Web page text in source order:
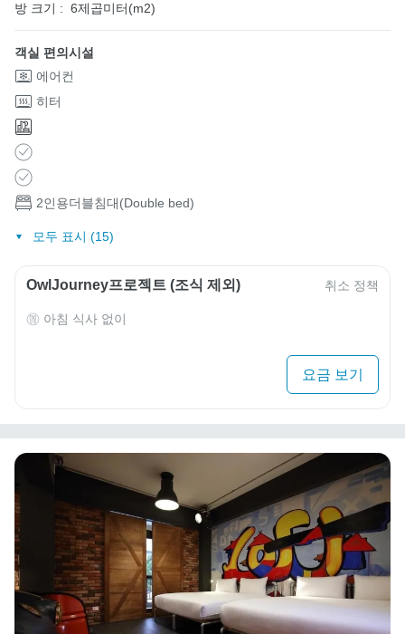
방 크기 : 6제곱미터(m2)
객실 편의시설
에어컨
히터
2인용더블침대(Double bed)
모두 표시 (15)
OwlJourney프로젝트 (조식 제외) 취소 정책
아침 식사 없이
요금 보기